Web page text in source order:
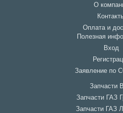
О
Оплата и
Полезная
Вход
Заявление по
Запчасти
Запчасти ГАЗ
Запчасти ГАЗ